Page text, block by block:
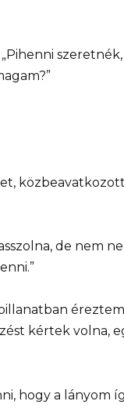
de nem
kértek volna,
hogy a lányom